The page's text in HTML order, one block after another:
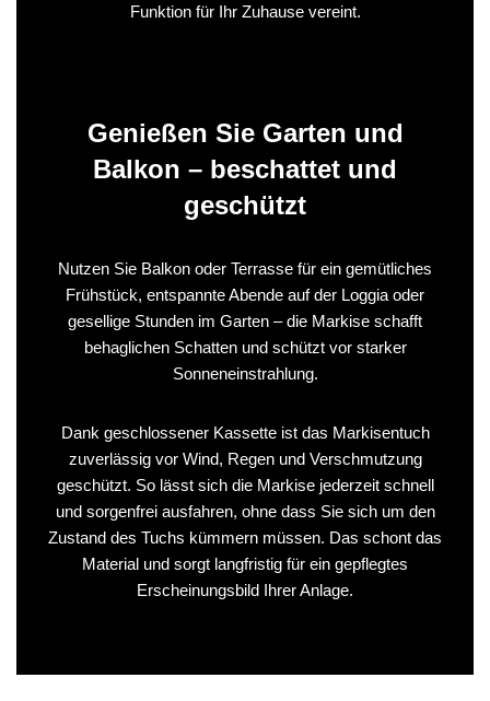
Funktion für Ihr Zuhause vereint.
Genießen Sie Garten und
Balkon – beschattet und
geschützt
Nutzen Sie Balkon oder Terrasse für ein gemütliches
Frühstück, entspannte Abende auf der Loggia oder
gesellige Stunden im Garten – die Markise schafft
behaglichen Schatten und schützt vor starker
Sonneneinstrahlung.
Dank geschlossener Kassette ist das Markisentuch
zuverlässig vor Wind, Regen und Verschmutzung
geschützt. So lässt sich die Markise jederzeit schnell
und sorgenfrei ausfahren, ohne dass Sie sich um den
Zustand des Tuchs kümmern müssen. Das schont das
Material und sorgt langfristig für ein gepflegtes
Erscheinungsbild Ihrer Anlage.